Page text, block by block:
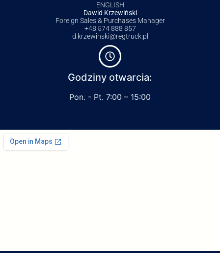
ENGLISH
Dawid Krzewiński
Foreign Sales & Purchases Manager
+48 574 888 857
d.krzewinski@regtruck.pl
Godziny otwarcia:
Pon. - Pt. 7:00 – 15:00